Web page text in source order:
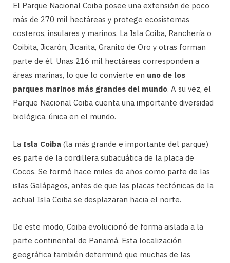
El Parque Nacional Coiba posee una extensión de poco
más de 270 mil hectáreas y protege ecosistemas
costeros, insulares y marinos. La Isla Coiba, Ranchería o
Coibita, Jicarón, Jicarita, Granito de Oro y otras forman
parte de él. Unas 216 mil hectáreas corresponden a
áreas marinas, lo que lo convierte en uno de los
parques marinos más grandes del mundo. A su vez, el
Parque Nacional Coiba cuenta una importante diversidad
biológica, única en el mundo.
La Isla Coiba (la más grande e importante del parque)
es parte de la cordillera subacuática de la placa de
Cocos. Se formó hace miles de años como parte de las
islas Galápagos, antes de que las placas tectónicas de la
actual Isla Coiba se desplazaran hacia el norte.
De este modo, Coiba evolucionó de forma aislada a la
parte continental de Panamá. Esta localización
geográfica también determinó que muchas de las